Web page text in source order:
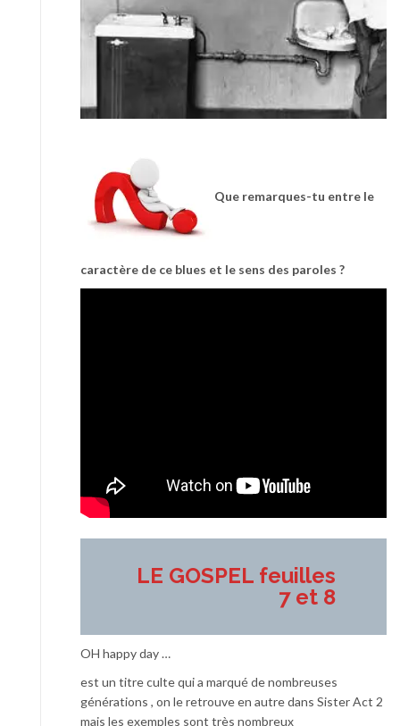
Que remarques-tu entre le
caractère de ce blues et le sens des paroles ?
LE GOSPEL feuilles
7 et 8
OH happy day …
est un titre culte qui a marqué de nombreuses
générations , on le retrouve en autre dans Sister Act 2
mais les exemples sont très nombreux